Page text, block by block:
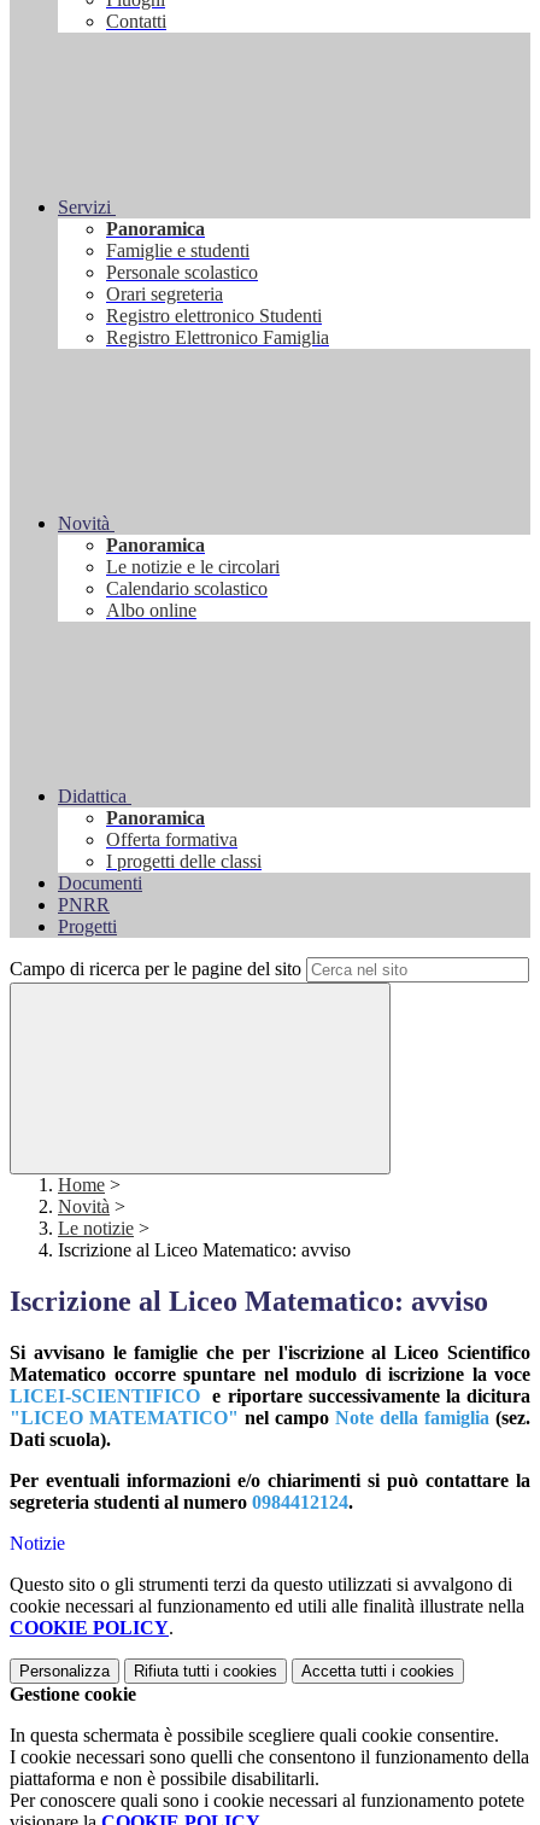
Contatti
Servizi
Panoramica
Famiglie e studenti
Personale scolastico
Orari segreteria
Registro elettronico Studenti
Registro Elettronico Famiglia
Novità
Panoramica
Le notizie e le circolari
Calendario scolastico
Albo online
Didattica
Panoramica
Offerta formativa
I progetti delle classi
Documenti
PNRR
Progetti
Campo di ricerca per le pagine del sito
Home >
Novità >
Le notizie >
Iscrizione al Liceo Matematico: avviso
Iscrizione al Liceo Matematico: avviso
Si avvisano le famiglie che per l'iscrizione al Liceo Scientifico
Matematico occorre spuntare nel modulo di iscrizione la voce
LICEI-SCIENTIFICO e riportare successivamente la dicitura
"LICEO MATEMATICO" nel campo Note della famiglia (sez.
Dati scuola).
Per eventuali informazioni e/o chiarimenti si può contattare la
segreteria studenti al numero 0984412124.
Notizie
Questo sito o gli strumenti terzi da questo utilizzati si avvalgono di
cookie necessari al funzionamento ed utili alle finalità illustrate nella
COOKIE POLICY.
Personalizza Rifiuta tutti i cookies Accetta tutti i cookies
Gestione cookie
In questa schermata è possibile scegliere quali cookie consentire.
I cookie necessari sono quelli che consentono il funzionamento della
piattaforma e non è possibile disabilitarli.
Per conoscere quali sono i cookie necessari al funzionamento potete